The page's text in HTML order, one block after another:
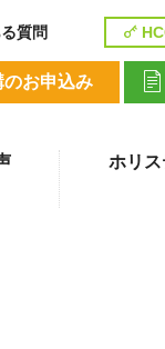
ホリ
のお申込み
質問